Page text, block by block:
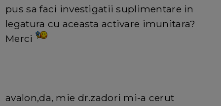
pus sa faci investigatii suplimentare in
legatura cu aceasta activare imunitara?
Merci
avalon,da, mie dr.zadori mi-a cerut